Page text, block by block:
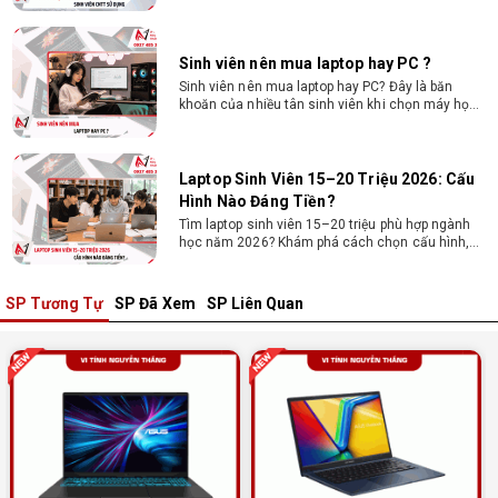
Sinh viên nên mua laptop hay PC ?
Sinh viên nên mua laptop hay PC? Đây là băn
khoăn của nhiều tân sinh viên khi chọn máy học
Laptop Sinh Viên 15–20 Triệu 2026: Cấu
Hình Nào Đáng Tiền?
Tìm laptop sinh viên 15–20 triệu phù hợp ngành
học năm 2026? Khám phá cách chọn cấu hình,
Tổng hợp 7 laptop sinh viên dưới 15 triệu
nên mua
Bạn tìm laptop cho sinh viên dưới 15 triệu mượt
mà, bền bỉ? Xem ngay gợi ý các thương hiệu
laptop bền, cấu hình mạnh cho sinh viên sử dụng
4 năm đại học.
Dịch vụ build PC đồ họa tại Đồng Nai theo
yêu cầu, giá tốt, uy tín
Dịch vụ build PC đồ họa tại Đồng Nai theo yêu
SP Tương Tự SP Đã Xem SP Liên Quan